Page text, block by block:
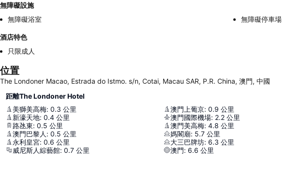
無障礙設施
無障礙浴室
無障礙停車場
酒店特色
只限成人
位置
The Londoner Macao, Estrada do Istmo. s/n, Cotai, Macau SAR, P.R. China, 澳門, 中國
距離The Londoner Hotel
美獅美高梅: 0.3 公里
新濠天地: 0.4 公里
路氹東: 0.5 公里
澳門巴黎人 : 0.5 公里
永利皇宮: 0.6 公里
威尼斯人綜藝館: 0.7 公里
澳門上葡京: 0.9 公里
澳門國際機場: 2.2 公里
澳門美高梅: 4.8 公里
媽閣廟: 5.7 公里
大三巴牌坊: 6.3 公里
澳門: 6.6 公里